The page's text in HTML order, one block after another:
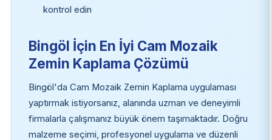
kontrol edin
Bingöl İçin En İyi Cam Mozaik
Zemin Kaplama Çözümü
Bingöl'da Cam Mozaik Zemin Kaplama uygulaması
yaptırmak istiyorsanız, alanında uzman ve deneyimli
firmalarla çalışmanız büyük önem taşımaktadır. Doğru
malzeme seçimi, profesyonel uygulama ve düzenli